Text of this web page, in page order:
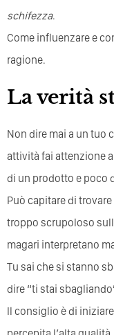
schifezza.
Come influenzare e
ragione.
La verità
Non dire mai a un tuo
attività fai attenzione
di un prodotto e poco
Può capitare di
troppo scrupoloso
magari interpretano
Tu sai che si stanno
dire “ti stai
Il consiglio è di